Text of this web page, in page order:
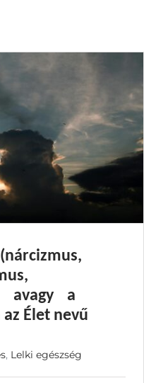
avagy a
Élet nevű
, Lelki egészség